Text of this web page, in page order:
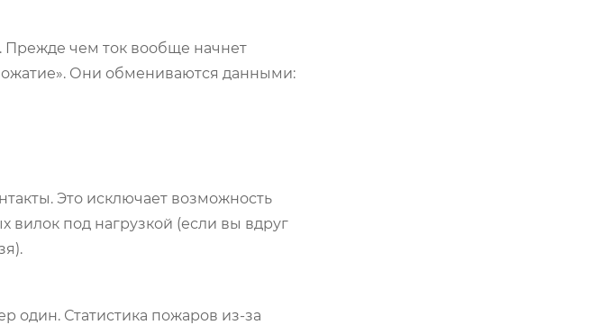
Прежде чем ток вообще начнет
Они обмениваются данными:
Это исключает возможность
под нагрузкой (если вы вдруг
один. Статистика пожаров из-за